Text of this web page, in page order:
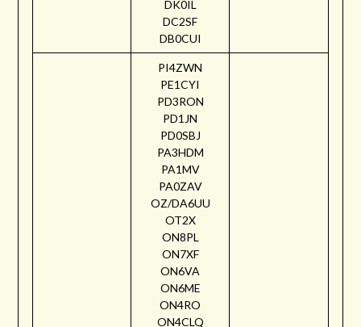
DK0IL
DC2SF
DB0CUI
PI4ZWN
PE1CYI
PD3RON
PD1JN
PD0SBJ
PA3HDM
PA1MV
PA0ZAV
OZ/DA6UU
OT2X
ON8PL
ON7XF
ON6VA
ON6ME
ON4RO
ON4CLQ